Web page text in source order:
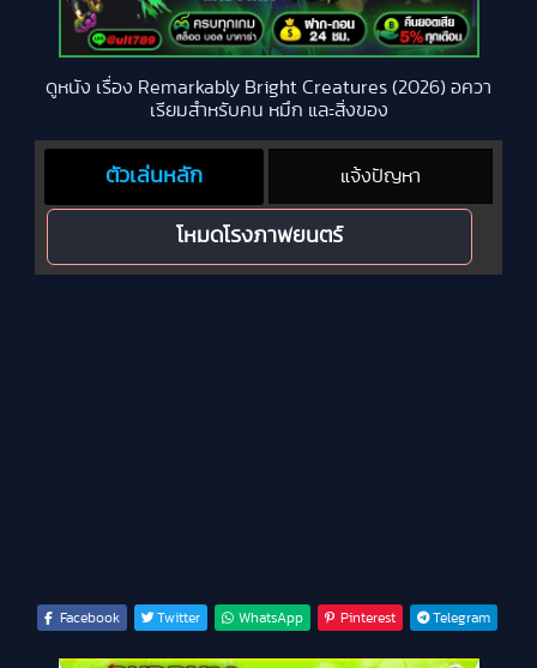
ดูหนัง เรื่อง Remarkably Bright Creatures (2026) อควา
เรียมสำหรับคน หมึก และสิ่งของ
ตัวเล่นหลัก แจ้งปัญหา
โหมดโรงภาพยนตร์
Facebook Twitter WhatsApp Pinterest Telegram